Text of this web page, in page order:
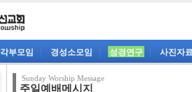
각부모임 경성소모임 성경연구 사진자
Sunday Worship Message
주일예배메시지